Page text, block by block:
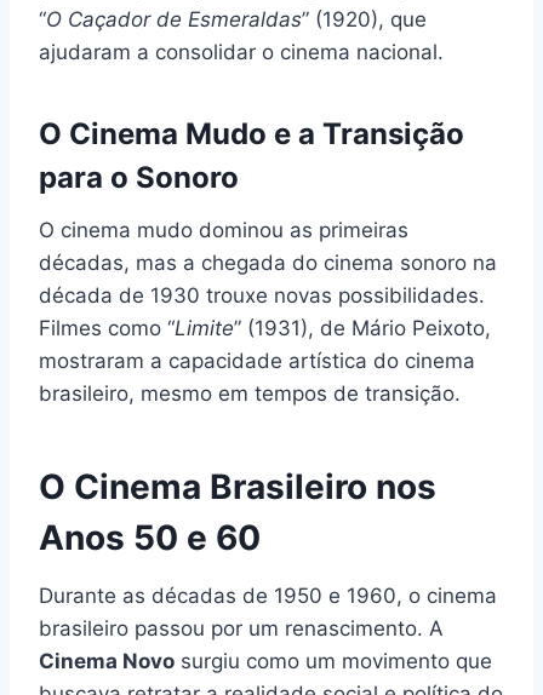
“O Caçador de Esmeraldas” (1920), que
ajudaram a consolidar o cinema nacional.
O Cinema Mudo e a Transição
para o Sonoro
O cinema mudo dominou as primeiras
décadas, mas a chegada do cinema sonoro na
década de 1930 trouxe novas possibilidades.
Filmes como “Limite” (1931), de Mário Peixoto,
mostraram a capacidade artística do cinema
brasileiro, mesmo em tempos de transição.
O Cinema Brasileiro nos
Anos 50 e 60
Durante as décadas de 1950 e 1960, o cinema
brasileiro passou por um renascimento. A
Cinema Novo surgiu como um movimento que